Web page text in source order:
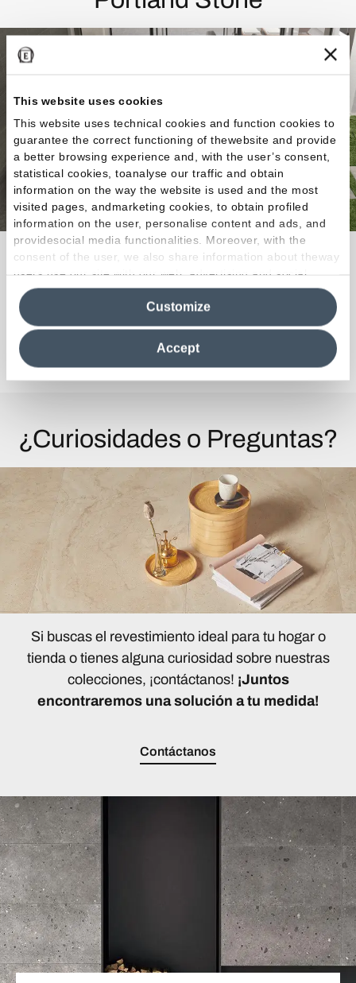
This website uses cookies
This website uses technical cookies and function cookies to
guarantee the correct functioning of thewebsite and provide
a better browsing experience and, with the user’s consent,
statistical cookies, toanalyse our traffic and obtain
information on the way the website is used and the most
visited pages, andmarketing cookies, to obtain profiled
information on the user, personalise content and ads, and
providesocial media functionalities. Moreover, with the
consent of the user, we also share information about theway
users use our site with our web, advertising and social
media analytics partners, who may combine itwith other
information in their possession. By closing this banner,
clicking on "Reject", it will be possible tocontinue browsing
the site after installing only technical cookies. For more
information see the
Cookie Policy
Accept
Customize
La piedra de Portland se convierte en un acabado
del diseño con unas prestaciones estéticas y
Descubra la colección
¿Curiosidades o Preguntas?
Si buscas el revestimiento ideal para tu hogar o
tienda o tienes alguna curiosidad sobre nuestras
colecciones, ¡contáctanos! ¡Juntos
encontraremos una solución a tu medida!
Contáctanos